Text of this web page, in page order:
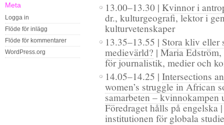
Meta
Logga in
Flöde för inlägg
Flöde för kommentarer
WordPress.org
13.00–13.30 | Kvinnor i
dr., kulturgeografi, lektor i
kulturvetenskaper
13.35–13.55 | Stora kliv eller
medievärld? | Maria
för journalistik, medier och
14.05–14.25 | Intersections
women’s struggle in African
samarbeten –
Föredraget hålls på
institutionen för globala